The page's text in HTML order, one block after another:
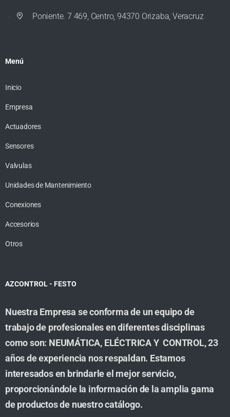
Poniente. 7 469, Centro, 94370 Orizaba, Veracruz
Menú
Inicio
Empresa
Actuadores
Sensores
Valvulas
Unidades de Mantenimiento
Conexiones
Accesorios
Otros
AZCONTROL - FESTO
Nuestra Empresa se conforma de un equipo de
trabajo de profesionales en diferentes disciplinas
como son: NEUMÁTICA, ELÉCTRICA Y CONTROL, 23
años de experiencia nos respaldan. Estamos
interesados en brindarle el mejor servicio,
proporcionándole la información de la amplia gama
de productos de nuestro catálogo.